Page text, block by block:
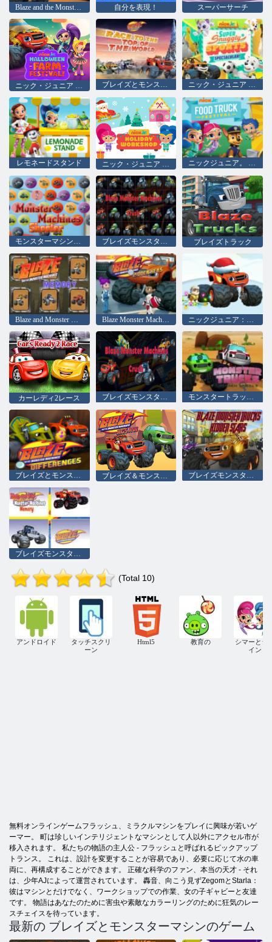
Blaze and the Monster Machines Wordリンク 自分を表現！ スーパーサーチ
ブレイズとモンスターマシンが世界のトップへ ニック・ジュニア スーパースナッグリースポーツスペクタキュラー
レモネードスタンド ニックジュニア。 フードトラックフェスティバル！
モンスターマシンシューター ブレイズモンスターマシンクラッシュ ブレイズトラック
Blaze and Monster Machinesメモリ Blaze Monster Machines隠しキー ニックジュニア：ハッピーホリデーリゾート
カーレディ2レース ブレイズモンスターマシンクラッシュ モンスタートラックの隠しホイール
ブレイズとモンスターマシンの違い ブレイズ＆モンスターマシーンズジグソーパズル ブレイズモンスタートラック隠し星
ブレイズモンスタートラックメモリー
(Total 10)
アンドロイド
タッチスクリ
ーン
Html5 教育の
シマーとシ
イン
無料オンラインゲームフラッシュ、ミラクルマシンをプレイに興味が若いゲ
ーマー。 町は珍しいインテリジェントなマシンとして人以外にアクセル市が
移入されます。 私たちの物語の主人公 - フラッシュと呼ばれるピックアップ
トランス。 これは、設計を変更することが容易であり、必要に応じて水の車
両に、再構成することができます。 正確な科学のファン、本当の天才 - それ
は、少年AJによって運営されています。 轟音、向こう見ずZegomとStarla：
彼はマシンとだけでなく、ワークショップでの作業、女の子ギャビーと友達
です。 物語はあなたのために害虫や素敵なカラーリングのために狂気のレー
スチェイスを待っています。
最新の ブレイズとモンスターマシンのゲーム